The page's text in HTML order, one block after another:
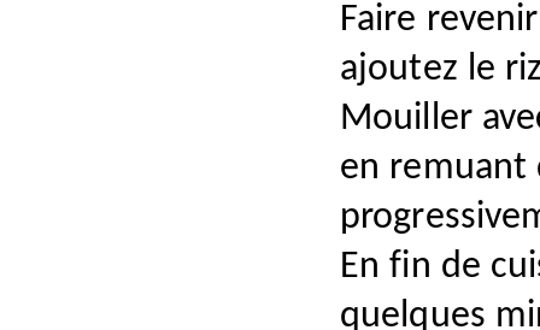
Faire
ajoutez le
Mouiller
en remuant
En fin de
quelques